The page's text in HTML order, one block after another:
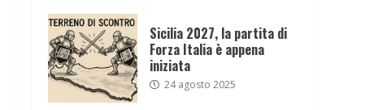
Sicilia 2027, la partita di
Forza Italia è appena
iniziata
24 agosto 2025